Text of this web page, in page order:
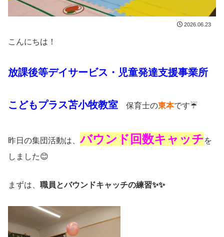
2026.06.23
こんにちは！
放課後等デイサービス・児童発達支援事業所
こどもプラス苫小牧教室 保育士の東本です☔
昨日の集団活動は、バウンド回数キャッチ を
しました😊
まずは、 職員とバウンドキャッチの練習✨✨